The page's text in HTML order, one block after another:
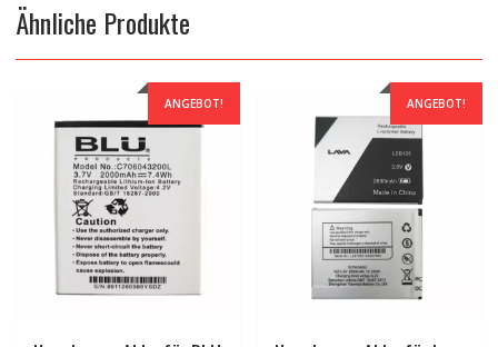
Ähnliche Produkte
ANGEBOT! ANGEBOT!